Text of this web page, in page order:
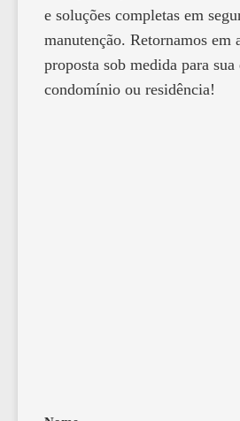
e soluções completas em
manutenção. Retornamos em
proposta sob medida para sua
condomínio ou residência!